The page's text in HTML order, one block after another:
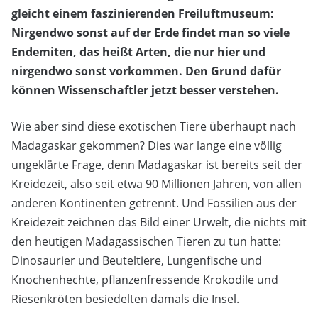
gleicht einem faszinierenden Freiluftmuseum:
Nirgendwo sonst auf der Erde findet man so viele
Endemiten, das heißt Arten, die nur hier und
nirgendwo sonst vorkommen. Den Grund dafür
können Wissenschaftler jetzt besser verstehen.
Wie aber sind diese exotischen Tiere überhaupt nach
Madagaskar gekommen? Dies war lange eine völlig
ungeklärte Frage, denn Madagaskar ist bereits seit der
Kreidezeit, also seit etwa 90 Millionen Jahren, von allen
anderen Kontinenten getrennt. Und Fossilien aus der
Kreidezeit zeichnen das Bild einer Urwelt, die nichts mit
den heutigen Madagassischen Tieren zu tun hatte:
Dinosaurier und Beuteltiere, Lungenfische und
Knochenhechte, pflanzenfressende Krokodile und
Riesenkröten besiedelten damals die Insel.